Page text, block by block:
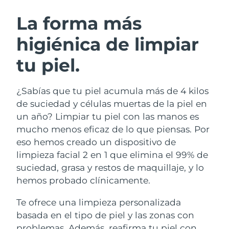
La forma más
higiénica de limpiar
tu piel.
¿Sabías que tu piel acumula más de 4 kilos
de suciedad y células muertas de la piel en
un año? Limpiar tu piel con las manos es
mucho menos eficaz de lo que piensas. Por
eso hemos creado un dispositivo de
limpieza facial 2 en 1 que elimina el 99% de
suciedad, grasa y restos de maquillaje, y lo
hemos probado clínicamente.
Te ofrece una limpieza personalizada
basada en el tipo de piel y las zonas con
Limpieza facial
Anti-aging massage
LUNA™ 4 Plus
Massage, LED heating
LUNA™ 4 Men
Microcurrent toning
BEAR™ 2 go
Microcurrent toning on-the-go
BEAR™ 2 eyes & lips
Hidratación
UFO™ 3 pack
Deep facial hydration
Near-infrared and red light therapy
device
Cuidado bucal
issa™ 4
Hybrid silicone sonic toothbrush
Smart hybrid silicone sonic toothbrush
TRATAMIENTO ANTIEDAD FAQ™
Antiedad Tratamientos LED
NEW
Austria Entrega prevista
Baréin Entrega prevista 12/08/2026
Bélgica
Bermudas Entrega prevista17/08/2026
Bosnia y Herzegovina Entrega prevista
Brunéi Entrega prevista
Bulgaria Entrega prevista 11/08/2026
Canadá Entrega prevista
Chile Entrega prevista15/08/2026